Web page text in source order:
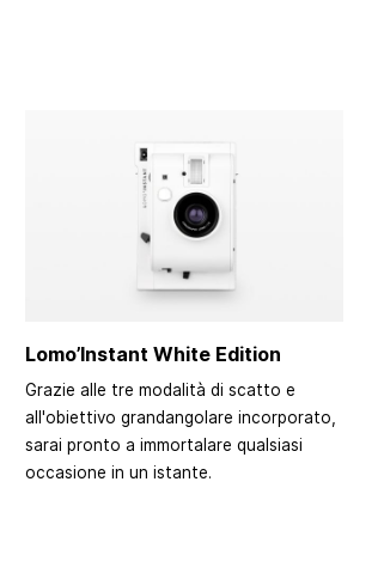
Lomo’Instant White Edition
Grazie alle tre modalità di scatto e
all'obiettivo grandangolare incorporato,
sarai pronto a immortalare qualsiasi
occasione in un istante.